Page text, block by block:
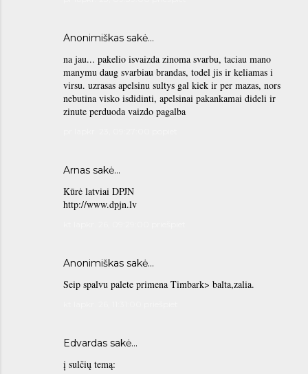
Anonimiškas sakė…
na jau... pakelio isvaizda zinoma svarbu, taciau mano
manymu daug svarbiau brandas, todel jis ir keliamas i
virsu. uzrasas apelsinu sultys gal kiek ir per mazas, nors
nebutina visko isdidinti, apelsinai pakankamai dideli ir
zinute perduoda vaizdo pagalba
Arnas sakė…
Kūrė latviai DPJN
http://www.dpjn.lv
Anonimiškas sakė…
Seip spalvu palete primena Timbark> balta,zalia.
Edvardas sakė…
į sulčių temą: